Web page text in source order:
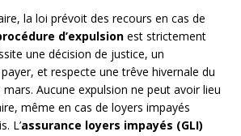
la loi prévoit des recours en cas de
d’expulsion est strictement
une décision de justice, un
et respecte une trêve hivernale du
Aucune expulsion ne peut avoir lieu
même en cas de loyers impayés
L’assurance loyers impayés (GLI)